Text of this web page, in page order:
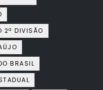
2ª DIVISÃO
BRASIL